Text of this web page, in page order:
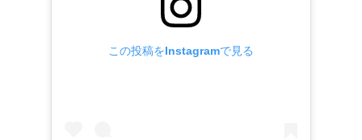
この投稿をInstagramで見る